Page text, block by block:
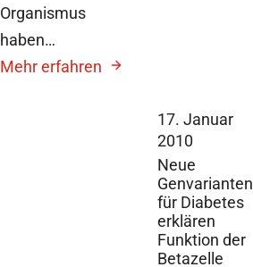
17. Januar
2010
Neue
Genvarianten
für Diabetes
erklären
Funktion der
Betazelle
Organismus
haben…
Mehr erfahren